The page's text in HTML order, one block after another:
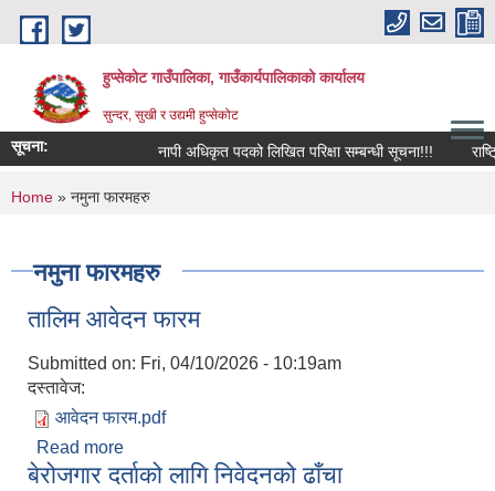
Skip to main content
हुप्सेकोट गाउँपालिका, गाउँकार्यपालिकाको कार्यालय
सुन्दर, सुखी र उद्यमी हुप्सेकोट
सूचना: नापी अधिकृत पदको लिखित परिक्षा सम्बन्धी सूचना!!!
You are here
Home » नमुना फारमहरु
नमुना फारमहरु
तालिम आवेदन फारम
Submitted on: Fri, 04/10/2026 - 10:19am
दस्तावेज:
आवेदन फारम.pdf
Read more
बेरोजगार दर्ताको लागि निवेदनको ढाँचा